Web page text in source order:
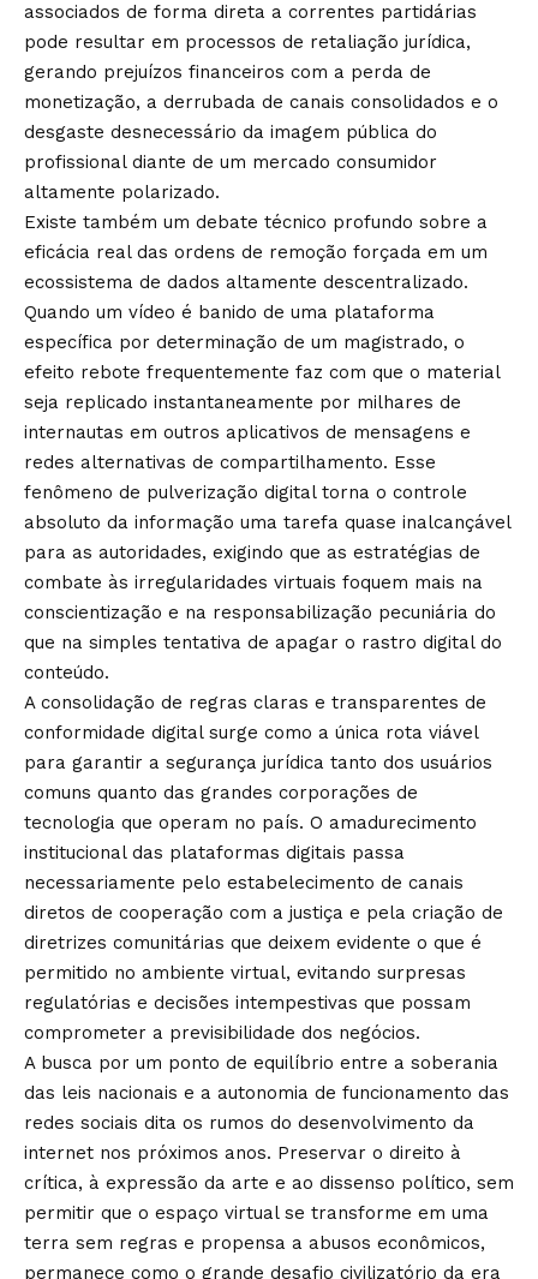
associados de forma direta a correntes partidárias
pode resultar em processos de retaliação jurídica,
gerando prejuízos financeiros com a perda de
monetização, a derrubada de canais consolidados e o
desgaste desnecessário da imagem pública do
profissional diante de um mercado consumidor
altamente polarizado.
Existe também um debate técnico profundo sobre a
eficácia real das ordens de remoção forçada em um
ecossistema de dados altamente descentralizado.
Quando um vídeo é banido de uma plataforma
específica por determinação de um magistrado, o
efeito rebote frequentemente faz com que o material
seja replicado instantaneamente por milhares de
internautas em outros aplicativos de mensagens e
redes alternativas de compartilhamento. Esse
fenômeno de pulverização digital torna o controle
absoluto da informação uma tarefa quase inalcançável
para as autoridades, exigindo que as estratégias de
combate às irregularidades virtuais foquem mais na
conscientização e na responsabilização pecuniária do
que na simples tentativa de apagar o rastro digital do
conteúdo.
A consolidação de regras claras e transparentes de
conformidade digital surge como a única rota viável
para garantir a segurança jurídica tanto dos usuários
comuns quanto das grandes corporações de
tecnologia que operam no país. O amadurecimento
institucional das plataformas digitais passa
necessariamente pelo estabelecimento de canais
diretos de cooperação com a justiça e pela criação de
diretrizes comunitárias que deixem evidente o que é
permitido no ambiente virtual, evitando surpresas
regulatórias e decisões intempestivas que possam
comprometer a previsibilidade dos negócios.
A busca por um ponto de equilíbrio entre a soberania
das leis nacionais e a autonomia de funcionamento das
redes sociais dita os rumos do desenvolvimento da
internet nos próximos anos. Preservar o direito à
crítica, à expressão da arte e ao dissenso político, sem
permitir que o espaço virtual se transforme em uma
terra sem regras e propensa a abusos econômicos,
permanece como o grande desafio civilizatório da era